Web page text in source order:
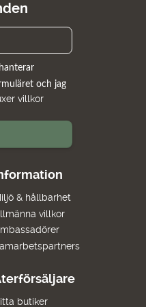
& hållbarhet
villkor
butiker
och jag
villkor